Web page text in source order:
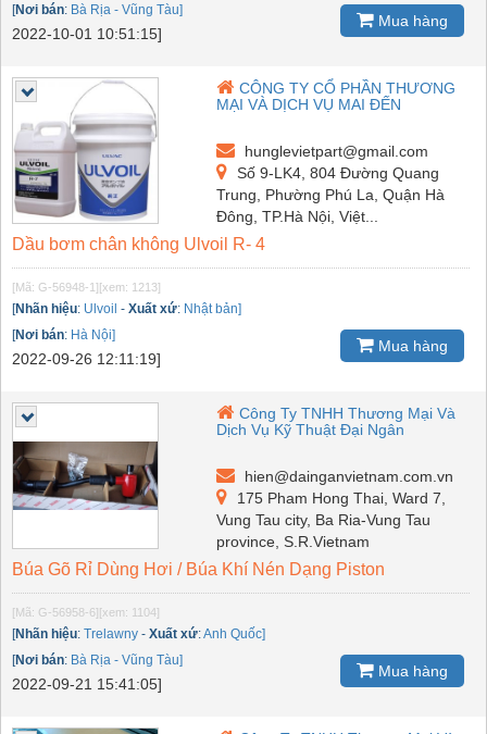
[Nơi bán: Bà Rịa - Vũng Tàu]
2022-10-01 10:51:15]
Mua hàng
CÔNG TY CỔ PHẦN THƯƠNG
MẠI VÀ DỊCH VỤ MAI ĐẾN
hunglevietpart@gmail.com
Số 9-LK4, 804 Đường Quang
Trung, Phường Phú La, Quận Hà
Đông, TP.Hà Nội, Việt...
Dầu bơm chân không Ulvoil R- 4
[Mã: G-56948-1][xem: 1213]
[Nhãn hiệu: Ulvoil - Xuất xứ: Nhật bản]
[Nơi bán: Hà Nội]
2022-09-26 12:11:19]
Mua hàng
Công Ty TNHH Thương Mại Và
Dịch Vụ Kỹ Thuật Đại Ngân
hien@dainganvietnam.com.vn
175 Pham Hong Thai, Ward 7,
Vung Tau city, Ba Ria-Vung Tau
province, S.R.Vietnam
Búa Gõ Rỉ Dùng Hơi / Búa Khí Nén Dạng Piston
[Mã: G-56958-6][xem: 1104]
[Nhãn hiệu: Trelawny - Xuất xứ:Anh Quốc]
[Nơi bán: Bà Rịa - Vũng Tàu]
2022-09-21 15:41:05]
Mua hàng